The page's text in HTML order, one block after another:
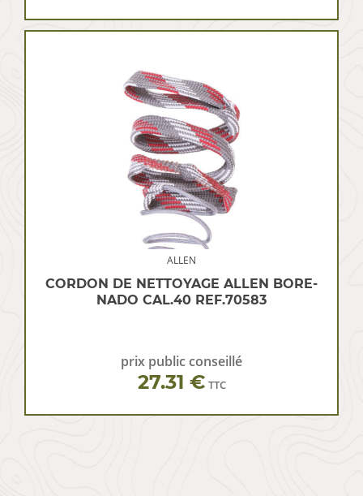
ALLEN
CORDON DE NETTOYAGE ALLEN BORE-
NADO CAL.40 REF.70583
prix public conseillé
27.31 € TTC